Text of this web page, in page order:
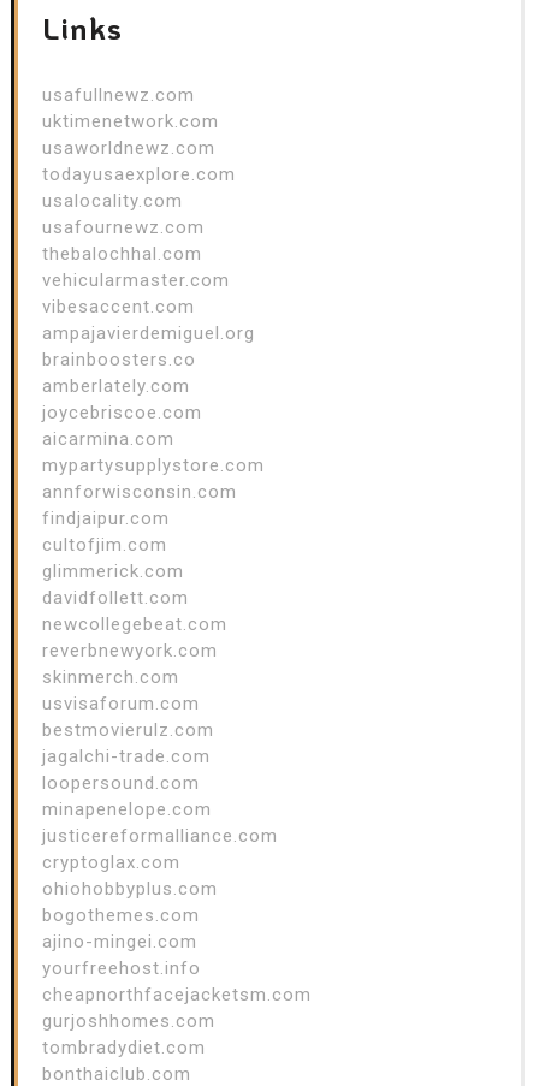
Links
usafullnewz.com
uktimenetwork.com
usaworldnewz.com
todayusaexplore.com
usalocality.com
usafournewz.com
thebalochhal.com
vehicularmaster.com
vibesaccent.com
ampajavierdemiguel.org
brainboosters.co
amberlately.com
joycebriscoe.com
aicarmina.com
mypartysupplystore.com
annforwisconsin.com
findjaipur.com
cultofjim.com
glimmerick.com
davidfollett.com
newcollegebeat.com
reverbnewyork.com
skinmerch.com
usvisaforum.com
bestmovierulz.com
jagalchi-trade.com
loopersound.com
minapenelope.com
justicereformalliance.com
cryptoglax.com
ohiohobbyplus.com
bogothemes.com
ajino-mingei.com
yourfreehost.info
cheapnorthfacejacketsm.com
gurjoshhomes.com
tombradydiet.com
bonthaiclub.com